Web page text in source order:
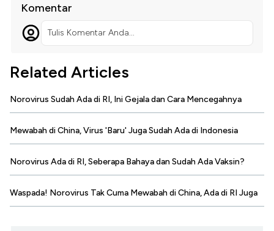
Komentar
Tulis Komentar Anda...
Related Articles
Norovirus Sudah Ada di RI, Ini Gejala dan Cara Mencegahnya
Mewabah di China, Virus 'Baru' Juga Sudah Ada di Indonesia
Norovirus Ada di RI, Seberapa Bahaya dan Sudah Ada Vaksin?
Waspada! Norovirus Tak Cuma Mewabah di China, Ada di RI Juga